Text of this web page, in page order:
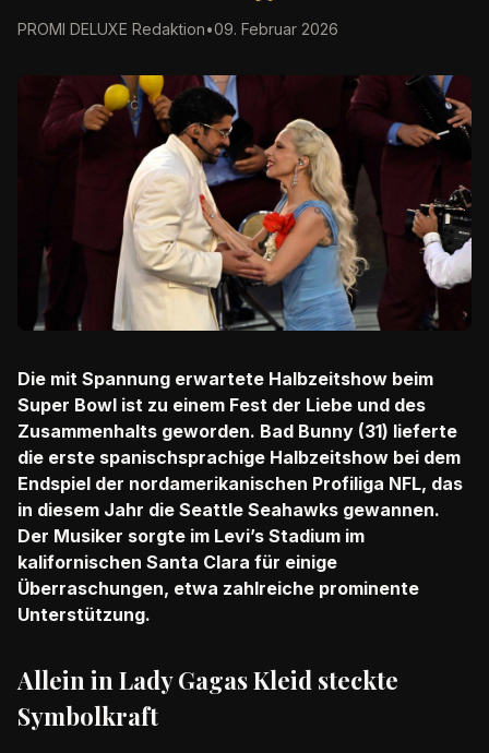
PROMI DELUXE Redaktion•09. Februar 2026
Die mit Spannung erwartete Halbzeitshow beim
Super Bowl ist zu einem Fest der Liebe und des
Zusammenhalts geworden. Bad Bunny (31) lieferte
die erste spanischsprachige Halbzeitshow bei dem
Endspiel der nordamerikanischen Profiliga NFL, das
in diesem Jahr die Seattle Seahawks gewannen.
Der Musiker sorgte im Levi’s Stadium im
kalifornischen Santa Clara für einige
Überraschungen, etwa zahlreiche prominente
Unterstützung.
Allein in Lady Gagas Kleid steckte
Symbolkraft